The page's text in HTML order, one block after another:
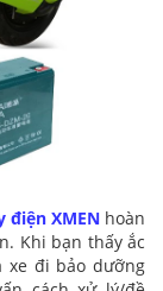
điện XMENhoàn
Khi bạn thấy ắc
xe đi bảo dưỡng